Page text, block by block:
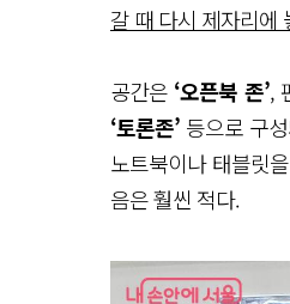
갈 때 다시 제자리에
공간은 ‘오픈북 존’,
‘토론존’ 등으로 구
노트북이나 태블릿
음은 훨씬 적다.